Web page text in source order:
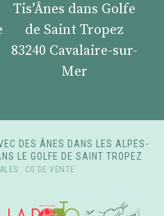
Tis’Ânes dans Golfe
de Saint Tropez
83240 Cavalaire-sur-
Mer
DES ÂNES DANS LES ALPES-
LE GOLFE DE SAINT TROPEZ
- CG DE VENTE